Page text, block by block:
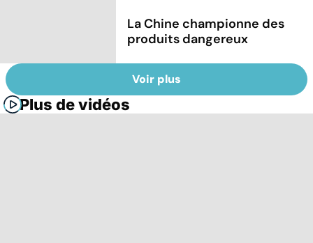
La Chine championne des
produits dangereux
Voir plus
Plus de vidéos